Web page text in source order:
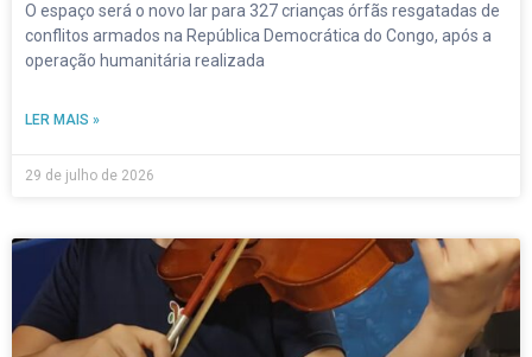
O espaço será o novo lar para 327 crianças órfãs resgatadas de
conflitos armados na República Democrática do Congo, após a
operação humanitária realizada
LER MAIS »
29 de julho de 2026